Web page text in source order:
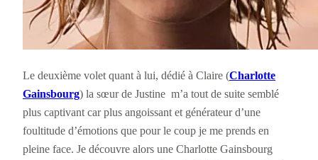
Le deuxième volet quant à lui, dédié à Claire (Charlotte
Gainsbourg) la sœur de Justine m’a tout de suite semblé
plus captivant car plus angoissant et générateur d’une
foultitude d’émotions que pour le coup je me prends en
pleine face. Je découvre alors une Charlotte Gainsbourg